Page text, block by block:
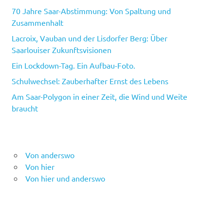
70 Jahre Saar-Abstimmung: Von Spaltung und
Zusammenhalt
Lacroix, Vauban und der Lisdorfer Berg: Über
Saarlouiser Zukunftsvisionen
Ein Lockdown-Tag. Ein Aufbau-Foto.
Schulwechsel: Zauberhafter Ernst des Lebens
Am Saar-Polygon in einer Zeit, die Wind und Weite
braucht
Von anderswo
Von hier
Von hier und anderswo